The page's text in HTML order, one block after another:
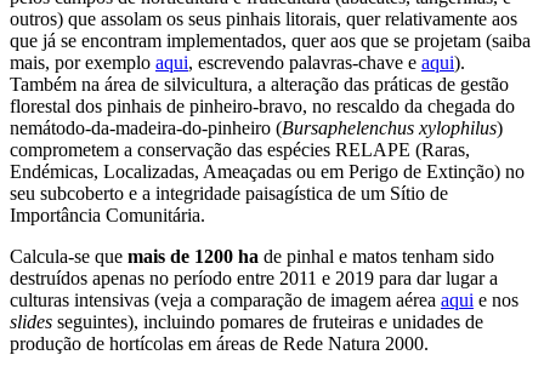
outros) que assolam os seus pinhais litorais, quer relativamente aos
que já se encontram implementados, quer aos que se projetam (saiba
mais, por exemplo aqui, escrevendo palavras-chave e aqui).
Também na área de silvicultura, a alteração das práticas de gestão
florestal dos pinhais de pinheiro-bravo, no rescaldo da chegada do
nemátodo-da-madeira-do-pinheiro (Bursaphelenchus xylophilus)
comprometem a conservação das espécies RELAPE (Raras,
Endémicas, Localizadas, Ameaçadas ou em Perigo de Extinção) no
seu subcoberto e a integridade paisagística de um Sítio de
Importância Comunitária.
Calcula-se que mais de 1200 ha de pinhal e matos tenham sido
destruídos apenas no período entre 2011 e 2019 para dar lugar a
culturas intensivas (veja a comparação de imagem aérea aqui e nos
slides seguintes), incluindo pomares de fruteiras e unidades de
produção de hortícolas em áreas de Rede Natura 2000.